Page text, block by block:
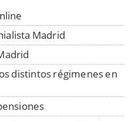
Madrid
distintos régimenes en